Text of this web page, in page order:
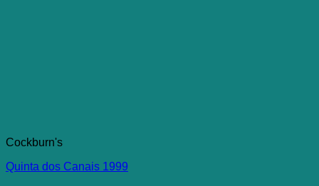
Cockburn's
Quinta dos Canais 1999